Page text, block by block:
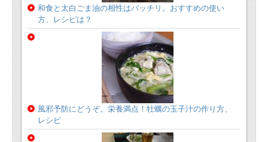
和食と太白ごま油の相性はバッチリ。おすすめの使い
方、レシピは？
風邪予防にどうぞ。栄養満点！牡蠣の玉子汁の作り方、
レシピ